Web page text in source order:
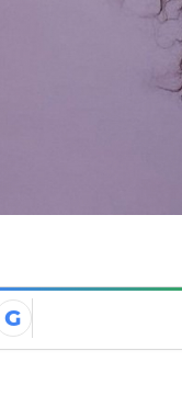
G